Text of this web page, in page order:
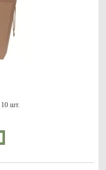
10 шт.